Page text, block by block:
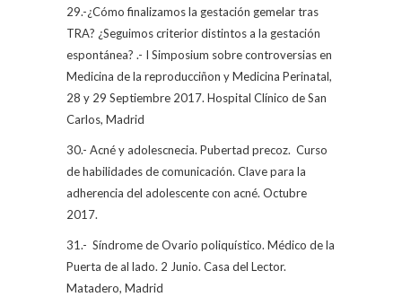
29.-¿Cómo finalizamos la gestación gemelar tras
TRA? ¿Seguimos criterior distintos a la gestación
espontánea? .- I Simposium sobre controversias en
Medicina de la reproducciñon y Medicina Perinatal,
28 y 29 Septiembre 2017. Hospital Clínico de San
Carlos, Madrid
30.- Acné y adolescnecia. Pubertad precoz. Curso
de habilidades de comunicación. Clave para la
adherencia del adolescente con acné. Octubre
2017.
31.- Síndrome de Ovario poliquístico. Médico de la
Puerta de al lado. 2 Junio. Casa del Lector.
Matadero, Madrid